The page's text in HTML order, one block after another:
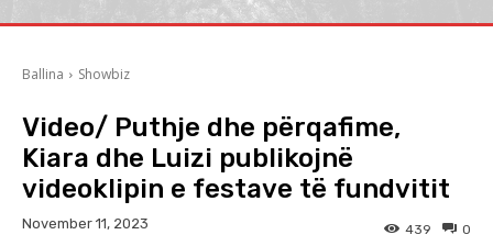
Ballina Showbiz
Video/ Puthje dhe përqafime,
Kiara dhe Luizi publikojnë
videoklipin e festave të fundvitit
November 11, 2023 0
439